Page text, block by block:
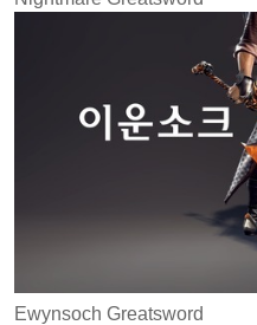
Ewynsoch Greatsword